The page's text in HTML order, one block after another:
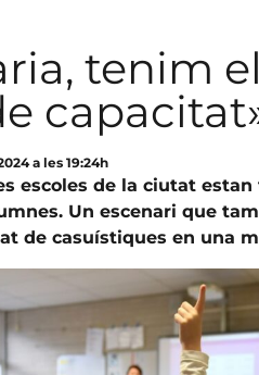
tenim
a les 19:24h
escoles de la ciutat
Un escenari que
de casuístiques en una